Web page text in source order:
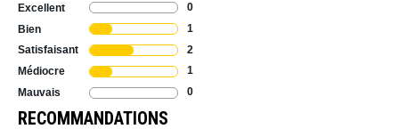
Excellent
0
Bien
1
Satisfaisant
2
Médiocre
1
Mauvais
0
RECOMMANDATIONS